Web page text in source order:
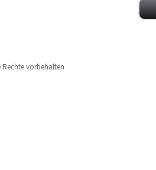
vorbehalten